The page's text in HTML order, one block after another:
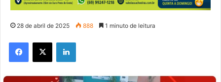
28 de abril de 2025 888 1 minuto de leitura
Facebook
X Linkedin